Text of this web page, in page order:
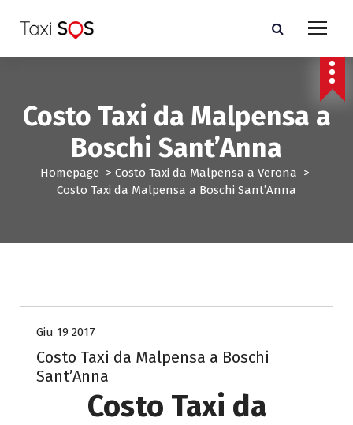
a
Costo Taxi da Malpensa a
Boschi Sant’Anna
Homepage > Costo Taxi da Malpensa a Verona >
Costo Taxi da Malpensa a Boschi Sant’Anna
Giu 19 2017
Costo Taxi da Malpensa a Boschi
Sant’Anna
Costo Taxi da